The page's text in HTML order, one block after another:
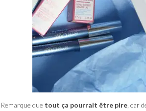
Remarque que tout ça pourrait être pire , car